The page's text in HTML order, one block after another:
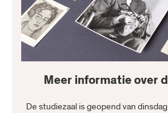
Meer informatie over
De studiezaal is geopend van